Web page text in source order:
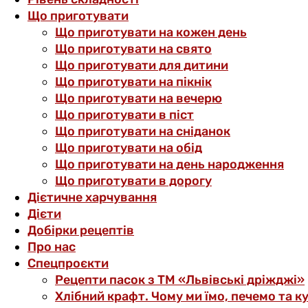
Що приготувати
Що приготувати на кожен день
Що приготувати на свято
Що приготувати для дитини
Що приготувати на пікнік
Що приготувати на вечерю
Що приготувати в піст
Що приготувати на сніданок
Що приготувати на обід
Що приготувати на день народження
Що приготувати в дорогу
Дієтичне харчування
Дієти
Добірки рецептів
Про нас
Спецпроєкти
Рецепти пасок з ТМ «Львівські дріжджі»
Хлібний крафт. Чому ми їмо, печемо та